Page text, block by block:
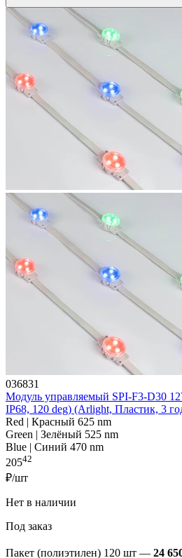
036831
Модуль управляемый SPI-F3-D30
IP68, 120 deg) (Arlight, Пластик, 3
Red | Красный 625 nm
Green | Зелёный 525 nm
Blue | Синий 470 nm
20542
₽/шт
Нет в наличии
Под заказ
Пакет (полиэтилен) 120 шт — 24